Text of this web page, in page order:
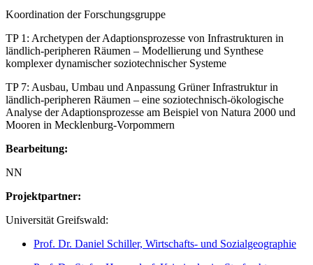
Koordination der Forschungsgruppe
TP 1: Archetypen der Adaptionsprozesse von Infrastrukturen in
ländlich-peripheren Räumen – Modellierung und Synthese
komplexer dynamischer soziotechnischer Systeme
TP 7: Ausbau, Umbau und Anpassung Grüner Infrastruktur in
ländlich-peripheren Räumen – eine soziotechnisch-ökologische
Analyse der Adaptionsprozesse am Beispiel von Natura 2000 und
Mooren in Mecklenburg-Vorpommern
Bearbeitung:
NN
Projektpartner:
Universität Greifswald:
Prof. Dr. Daniel Schiller, Wirtschafts- und Sozialgeographie